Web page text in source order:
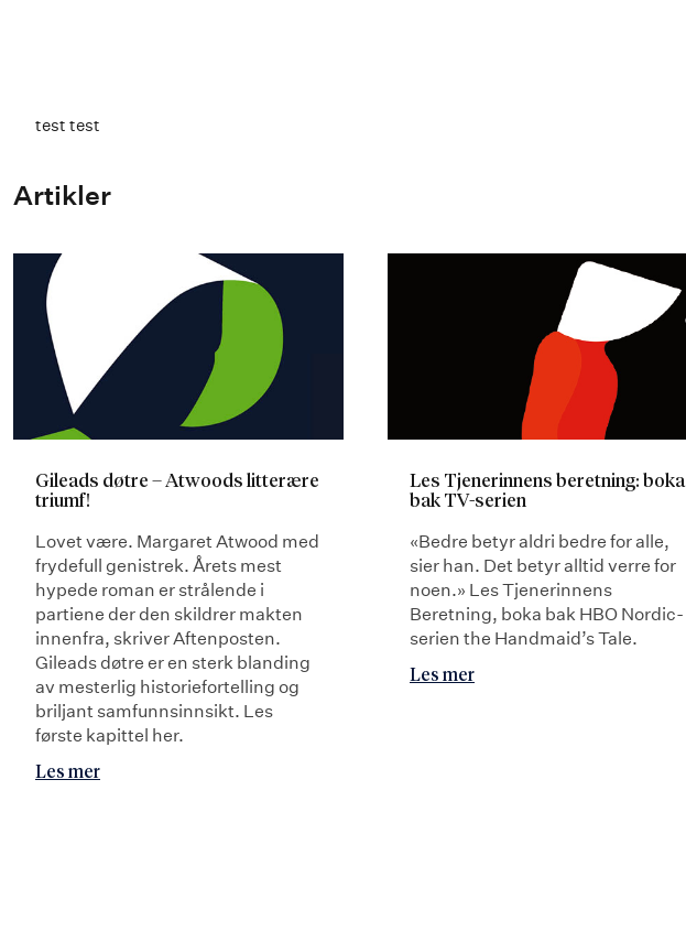
test test
Artikler
Gileads døtre – Atwoods litterære
triumf!
Lovet være. Margaret Atwood med
frydefull genistrek. Årets mest
hypede roman er strålende i
partiene der den skildrer makten
innenfra, skriver Aftenposten.
Gileads døtre er en sterk blanding
av mesterlig historiefortelling og
briljant samfunnsinnsikt. Les
første kapittel her.
Les mer
Les Tjenerinnens beretning: boka
bak TV-serien
«Bedre betyr aldri bedre for alle,
sier han. Det betyr alltid verre for
noen.» Les Tjenerinnens
Beretning, boka bak HBO Nordic-
serien the Handmaid’s Tale.
Les mer